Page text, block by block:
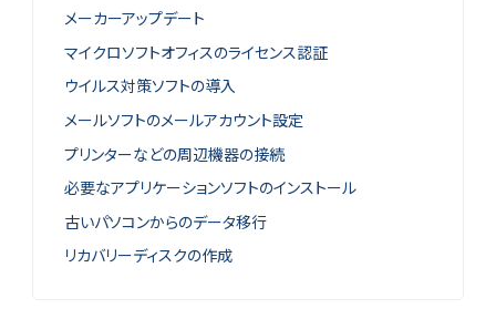
メーカーアップデート
マイクロソフトオフィスのライセンス認証
ウイルス対策ソフトの導入
メールソフトのメールアカウント設定
プリンターなどの周辺機器の接続
必要なアプリケーションソフトのインストール
古いパソコンからのデータ移行
リカバリーディスクの作成